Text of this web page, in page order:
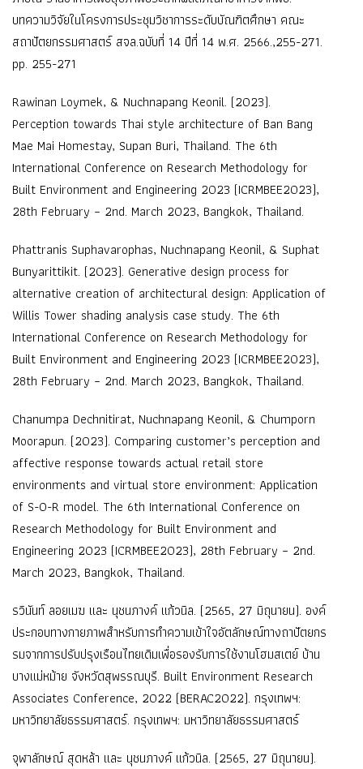
บทความวิจัยในโครงการประชุมวิชาการระดับบัณฑิตศึกษา คณะ
สถาปัตยกรรมศาสตร์ สจล.ฉบับที่ 14 ปีที่ 14 พ.ศ. 2566.,255-271.
pp. 255-271
Rawinan Loymek, & Nuchnapang Keonil. (2023).
Perception towards Thai style architecture of Ban Bang
Mae Mai Homestay, Supan Buri, Thailand. The 6th
International Conference on Research Methodology for
Built Environment and Engineering 2023 (ICRMBEE2023),
28th February – 2nd. March 2023, Bangkok, Thailand.
Phattranis Suphavarophas, Nuchnapang Keonil, & Suphat
Bunyarittikit. (2023). Generative design process for
alternative creation of architectural design: Application of
Willis Tower shading analysis case study. The 6th
International Conference on Research Methodology for
Built Environment and Engineering 2023 (ICRMBEE2023),
28th February – 2nd. March 2023, Bangkok, Thailand.
Chanumpa Dechnitirat, Nuchnapang Keonil, & Chumporn
Moorapun. (2023). Comparing customer’s perception and
affective response towards actual retail store
environments and virtual store environment: Application
of S-O-R model. The 6th International Conference on
Research Methodology for Built Environment and
Engineering 2023 (ICRMBEE2023), 28th February – 2nd.
March 2023, Bangkok, Thailand.
รวินันท์ ลอยเมฆ และ นุชนภางค์ แก้วนิล. (2565, 27 มิถุนายน). องค์
ประกอบทางกายภาพสำหรับการทำความเข้าใจอัตลักษณ์ทางถาปัตยกร
รมจากการปรับปรุงเรือนไทยเดิมเพื่อรองรับการใช้งานโฮมสเตย์ บ้าน
บางแม่หม้าย จังหวัดสุพรรณบุรี. Built Environment Research
Associates Conference, 2022 (BERAC2022). กรุงเทพฯ:
มหาวิทยาลัยธรรมศาสตร์. กรุงเทพฯ: มหาวิทยาลัยธรรมศาสตร์
จุฬาลักษณ์ สุดหล้า และ นุชนภางค์ แก้วนิล. (2565, 27 มิถุนายน).